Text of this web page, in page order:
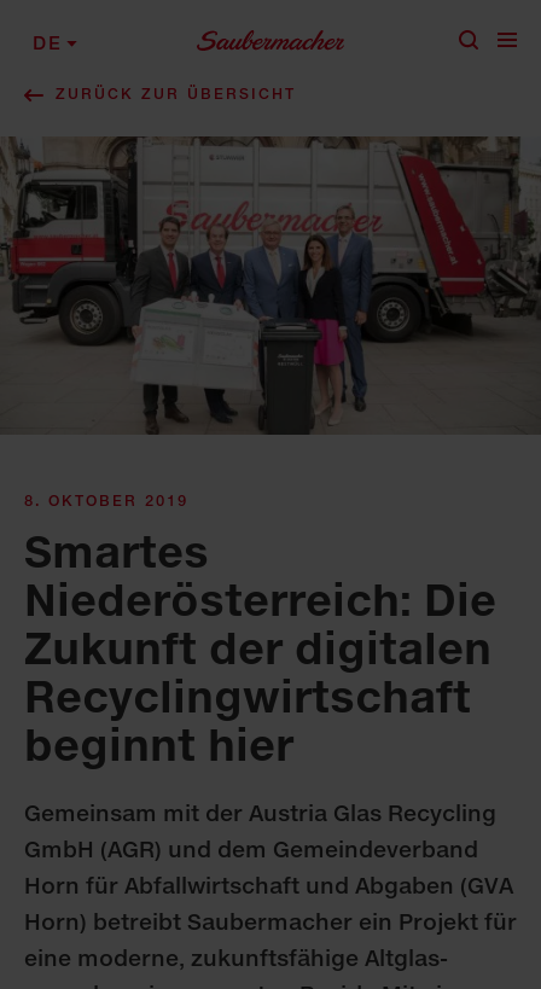
DE
ZURÜCK ZUR ÜBERSICHT
8. OKTOBER 2019
Smartes
Niederösterreich: Die
Zukunft der digitalen
Recycling­wirtschaft
beginnt hier
Gemeinsam mit der Austria Glas Recycling
GmbH (AGR) und dem Gemeindeverband
Horn für Abfallwirtschaft und Abgaben (GVA
Horn) betreibt Saubermacher ein Projekt für
eine moderne, zukunftsfähige Altglas­